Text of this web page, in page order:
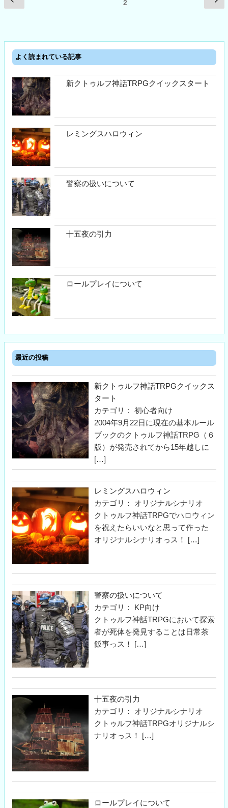
つ
ビ
シ
ョ
ン
ー
ジ
ページ2
ー
ジ
よく読まれている記事
新クトゥルフ神話TRPGクイックスタート
レミングスハロウィン
警察の扱いについて
十五夜の引力
ロールプレイについて
最近の投稿
新クトゥルフ神話TRPGクイックス
タート
カテゴリ： 初心者向け
2004年9月22日に現在の基本ルール
ブックのクトゥルフ神話TRPG（６
版）が発売されてから15年越しに
[…]
レミングスハロウィン
カテゴリ： オリジナルシナリオ
クトゥルフ神話TRPGでハロウィン
を祝えたらいいなと思って作った
オリジナルシナリオっス！ […]
警察の扱いについて
カテゴリ： KP向け
クトゥルフ神話TRPGにおいて探索
者が死体を発見することは日常茶
飯事っス！ […]
十五夜の引力
カテゴリ： オリジナルシナリオ
クトゥルフ神話TRPGオリジナルシ
ナリオっス！ […]
ロールプレイについて